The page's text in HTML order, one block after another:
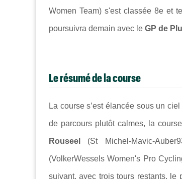
Women Team) s'est classée 8e et
poursuivra demain avec le GP de
Le résumé de la course
La course s’est élancée sous un
de parcours plutôt calmes, la
Rouseel (St Michel-Mavic-
(VolkerWessels Women's Pro
suivant, avec trois tours restants, le